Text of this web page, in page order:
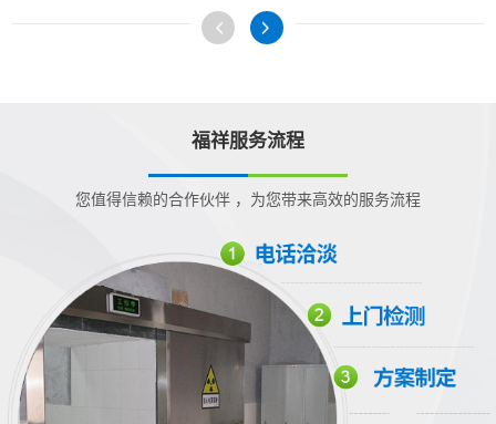
福祥服务流程
您值得信赖的合作伙伴 ，为您带来高效的服务流程